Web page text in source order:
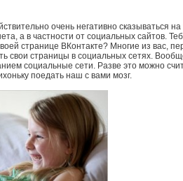
очень негативно сказываться
а в частности от социальных сайтов.
странице ВКонтакте? Многие из вас,
свои страницы в социальных сетях.
социальные сети. Разве это можно
поедать наш с вами мозг.